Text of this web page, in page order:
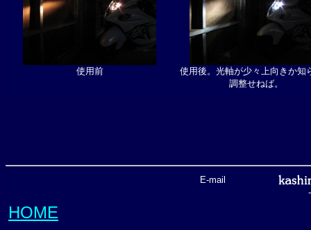
使用前
使用後。光軸が少々上向きか知
調整せねば。
E-mail
HOME